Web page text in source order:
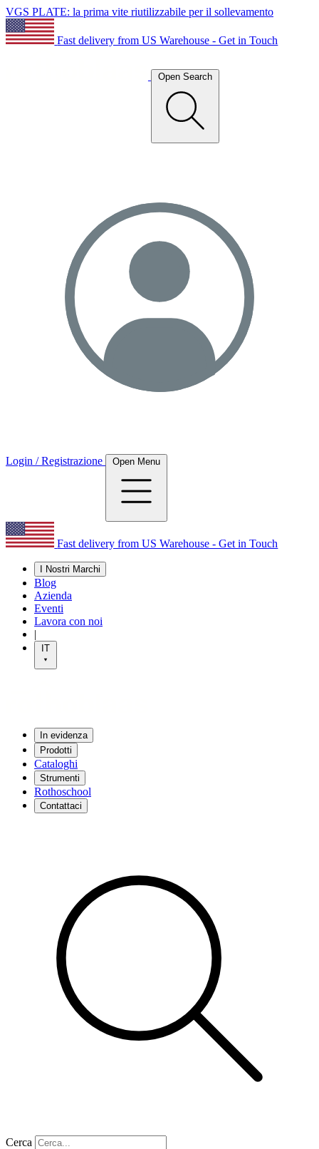
VGS PLATE: la prima vite riutilizzabile per il sollevamento
Fast delivery from US Warehouse - Get in Touch
Open Search
Login / Registrazione Open Menu
Fast delivery from US Warehouse - Get in Touch
I Nostri Marchi
Blog
Azienda
Eventi
Lavora con noi
|
IT
In evidenza
Prodotti
Cataloghi
Strumenti
Rothoschool
Contattaci
Cerca